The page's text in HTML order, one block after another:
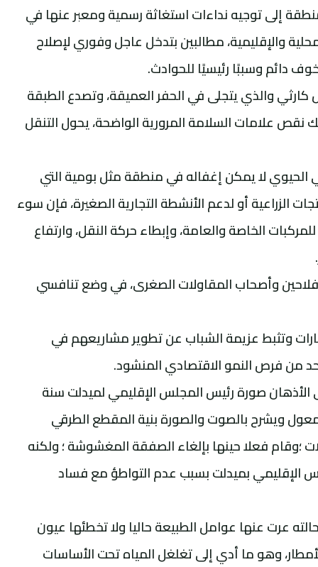
إلى توجيه نداءات استغاثة رسمية ومعبر عنها في
والإقليمية، مطالبين بتدخل عاجل وفوري لإصلاح
دائم وسببًا رئيسيًا للحوادث.
والذي يتجلى في الحفر العميقة، وتصدع الطبقة
علامات السلامة المرورية الواضحة، يحول التنقل
الحيوي لا يمكن إغفاله في منطقة مثل بومية التي
الزراعية أو لدعم الأنشطة التجارية الصغيرة، فإن سوء
الخاصة والعامة، وإبطاء حركة النقل، وارتفاع
وأصحاب المقاولات الصغرى، في وضع تنافسي
وتثبط عزيمة الشباب عن تطوير مشاريعهم في
من فرص النمو الاقتصادي المنشود.
الأذهان صورة رئيس المجلس الإقليمي لميدلت سنة
ويشرح بالصوت والصورة بنية المقطع الطرقي
؛وقام فعلا حينها بإلغاء الصفقة المغشوشة ؛ ولكنه
الإقليمي بميدلت بسبب عدم التواطؤ مع فساد
عرت عنها عوامل الطبيعة حاليا ولا تخطئها عيون
وهو ما أدي إلى تغلغل المياه تحت الأساسات